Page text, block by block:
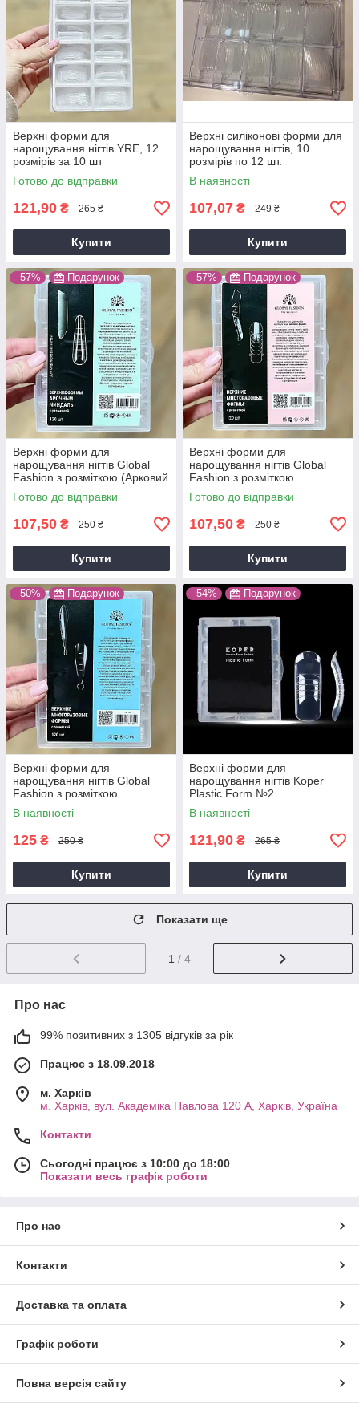
Верхні форми для
нарощування нігтів YRE, 12
розмірів за 10 шт
Готово до відправки
121,90 ₴ 265 ₴
Купити
Верхні силіконові форми для
нарощування нігтів, 10
розмірів по 12 шт.
В наявності
107,07 ₴ 249 ₴
Купити
–57% Подарунок
Верхні форми для
нарощування нігтів Global
Fashion з розміткою (Арковий
Мигдаль)
Готово до відправки
107,50 ₴ 250 ₴
Купити
–57% Подарунок
Верхні форми для
нарощування нігтів Global
Fashion з розміткою
(Натуральний Вигин)
Готово до відправки
107,50 ₴ 250 ₴
Купити
–50% Подарунок
Верхні форми для
нарощування нігтів Global
Fashion з розміткою
(Мигдаль)
В наявності
125 ₴ 250 ₴
Купити
–54% Подарунок
Верхні форми для
нарощування нігтів Koper
Plastic Form №2
В наявності
121,90 ₴ 265 ₴
Купити
Показати ще
1 / 4
Про нас
99% позитивних з 1305 відгуків за рік
Працює з 18.09.2018
м. Харків
м. Харків, вул. Академіка Павлова 120 А, Харків, Україна
Контакти
Сьогодні працює з 10:00 до 18:00
Показати весь графік роботи
Про нас
Контакти
Доставка та оплата
Графік роботи
Повна версія сайту